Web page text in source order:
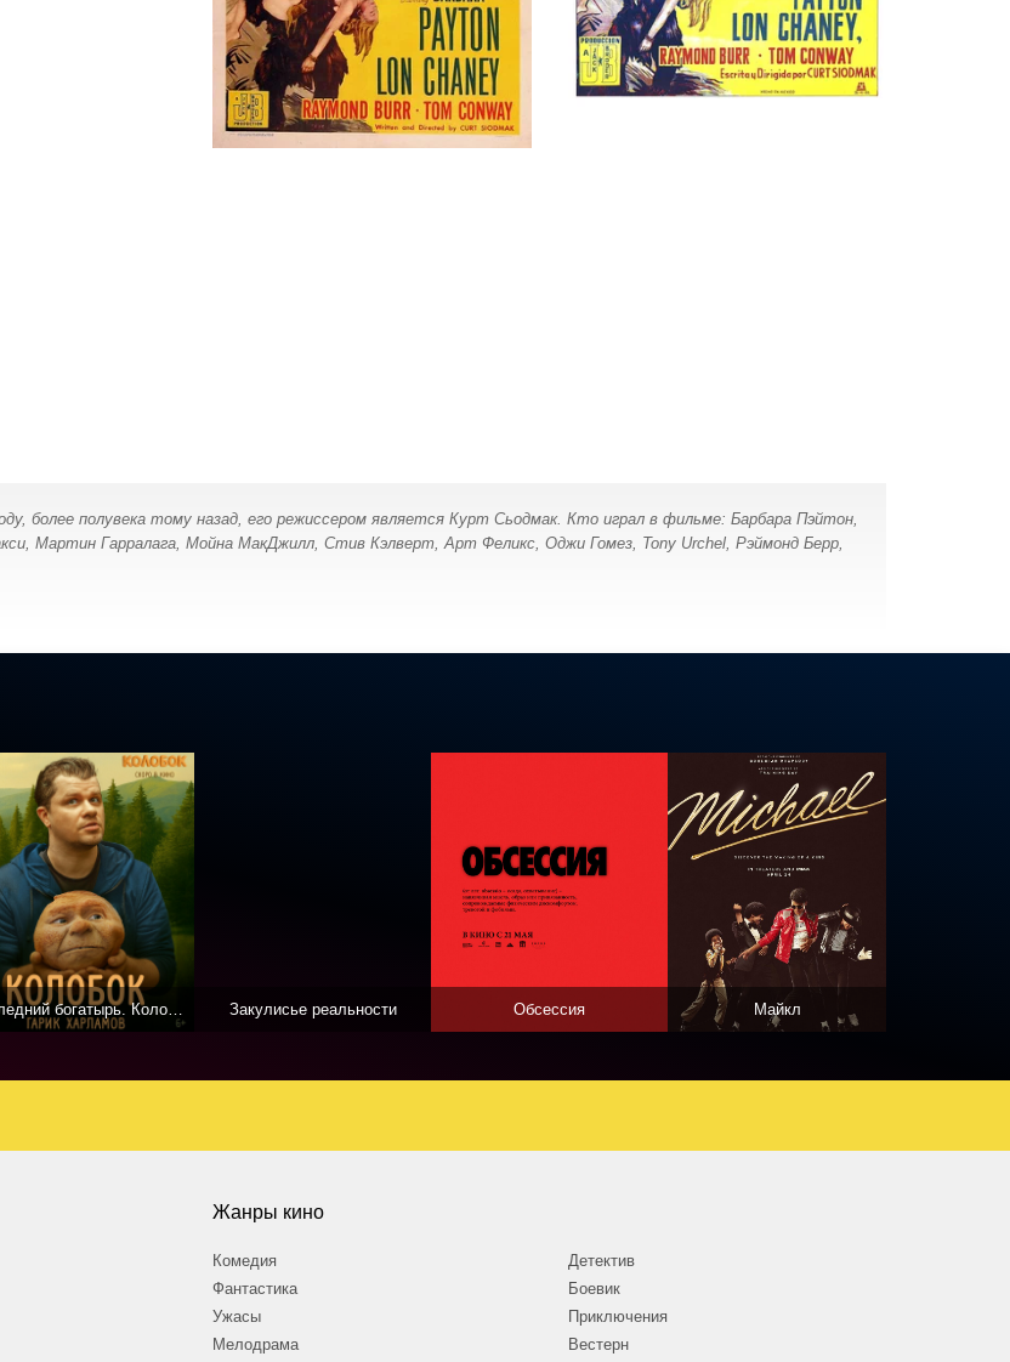
более полувека тому назад, его режиссером является Курт Сьодмак. Кто играл в фильме: Барбара Пэйтон,
Мартин Гарралага, Мойна МакДжилл, Стив Кэлверт, Арт Феликс, Оджи Гомез, Tony Urchel, Рэймонд Берр,
Последний богатырь. Колобок Закулисье реальности Обсессия Майкл
Жанры кино
Комедия
Фантастика
Ужасы
Мелодрама
Детектив
Боевик
Приключения
Вестерн